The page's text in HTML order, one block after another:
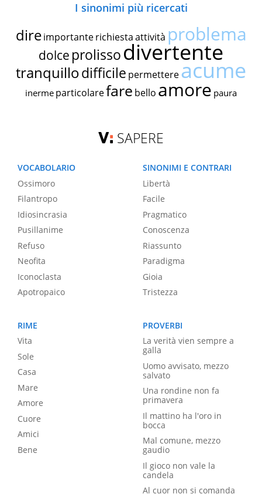
I sinonimi più ricercati
dire importante richiestaattività problema
dolce prolissodivertente
tranquillodifficile permettereacume
inerme particolarefare bello amore paura
SAPERE
VOCABOLARIO
Ossimoro
Filantropo
Idiosincrasia
Pusillanime
Refuso
Neofita
Iconoclasta
Apotropaico
SINONIMI E CONTRARI
Libertà
Facile
Pragmatico
Conoscenza
Riassunto
Paradigma
Gioia
Tristezza
RIME
Vita
Sole
Casa
Mare
Amore
Cuore
Amici
Bene
PROVERBI
La verità vien sempre a
galla
Uomo avvisato, mezzo
salvato
Una rondine non fa
primavera
Il mattino ha l'oro in
bocca
Mal comune, mezzo
gaudio
Il gioco non vale la
candela
Al cuor non si comanda